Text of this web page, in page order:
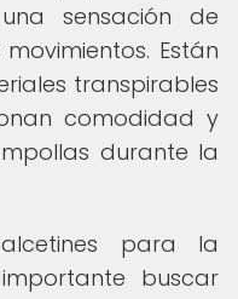
sensación de
Están
transpirables
comodidad y
durante la
para la
buscar